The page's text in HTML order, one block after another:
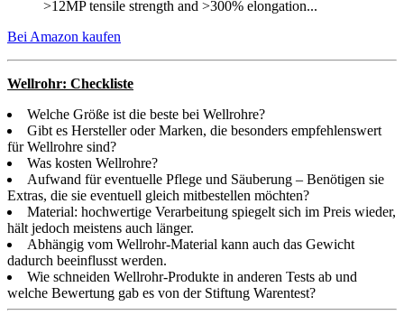
>12MP tensile strength and >300% elongation...
Bei Amazon kaufen
Wellrohr: Checkliste
Welche Größe ist die beste bei Wellrohre?
Gibt es Hersteller oder Marken, die besonders empfehlenswert
für Wellrohre sind?
Was kosten Wellrohre?
Aufwand für eventuelle Pflege und Säuberung – Benötigen sie
Extras, die sie eventuell gleich mitbestellen möchten?
Material: hochwertige Verarbeitung spiegelt sich im Preis wieder,
hält jedoch meistens auch länger.
Abhängig vom Wellrohr-Material kann auch das Gewicht
dadurch beeinflusst werden.
Wie schneiden Wellrohr-Produkte in anderen Tests ab und
welche Bewertung gab es von der Stiftung Warentest?